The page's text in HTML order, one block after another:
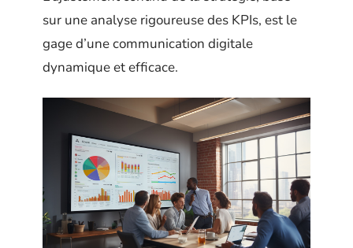
sur une analyse rigoureuse des KPIs, est le
gage d’une communication digitale
dynamique et efficace.